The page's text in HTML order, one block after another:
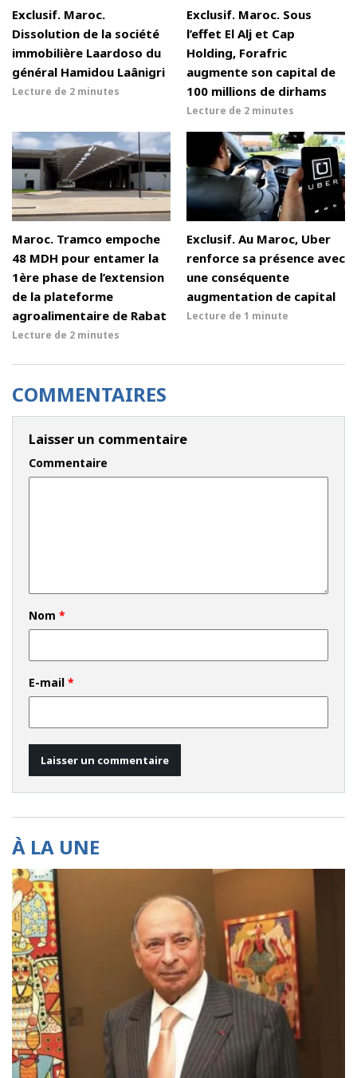
Exclusif. Maroc.
Dissolution de la société
immobilière Laardoso du
général Hamidou Laânigri
Lecture de 2 minutes
Exclusif. Maroc. Sous
l’effet El Alj et Cap
Holding, Forafric
augmente son capital de
100 millions de dirhams
Lecture de 2 minutes
Maroc. Tramco empoche
48 MDH pour entamer la
1ère phase de l’extension
de la plateforme
agroalimentaire de Rabat
Lecture de 2 minutes
Exclusif. Au Maroc, Uber
renforce sa présence avec
une conséquente
augmentation de capital
Lecture de 1 minute
COMMENTAIRES
Laisser un commentaire
Commentaire
Nom *
E-mail *
À LA UNE